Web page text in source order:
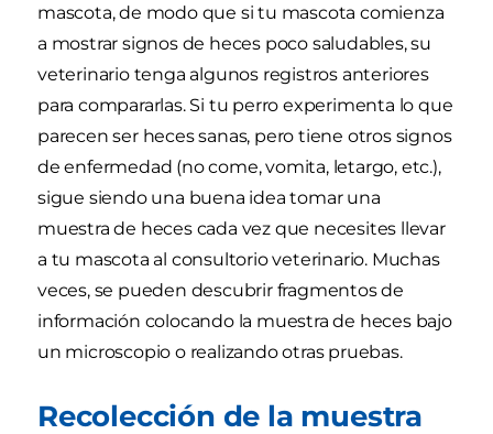
mascota, de modo que si tu mascota comienza
a mostrar signos de heces poco saludables, su
veterinario tenga algunos registros anteriores
para compararlas. Si tu perro experimenta lo que
parecen ser heces sanas, pero tiene otros signos
de enfermedad (no come, vomita, letargo, etc.),
sigue siendo una buena idea tomar una
muestra de heces cada vez que necesites llevar
a tu mascota al consultorio veterinario. Muchas
veces, se pueden descubrir fragmentos de
información colocando la muestra de heces bajo
un microscopio o realizando otras pruebas.
Recolección de la muestra